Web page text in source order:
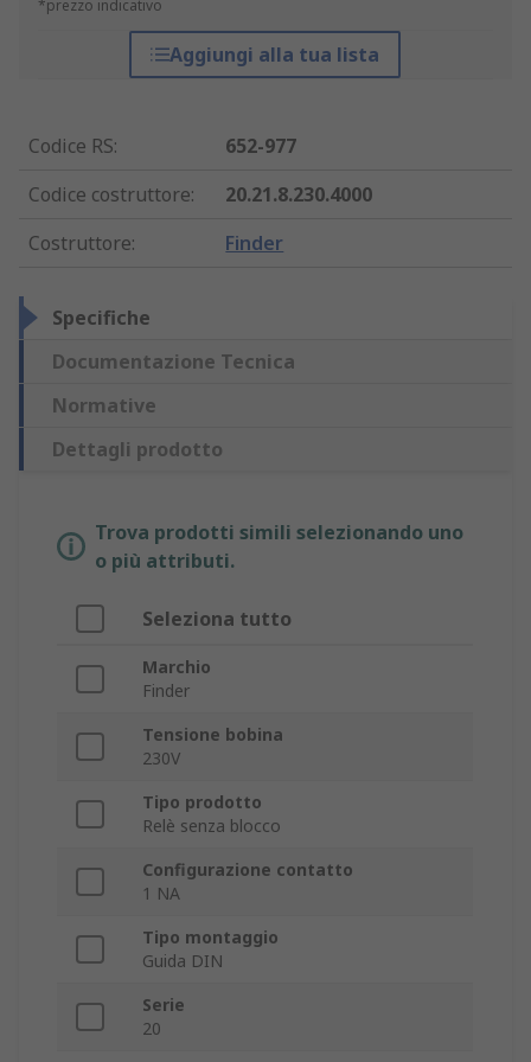
*prezzo indicativo
Aggiungi alla tua lista
Codice RS:
652-977
Codice costruttore:
20.21.8.230.4000
Costruttore: Finder
Specifiche
Documentazione Tecnica
Normative
Dettagli prodotto
Trova prodotti simili selezionando uno
o più attributi.
Seleziona tutto
Marchio
Finder
Tensione bobina
230V
Tipo prodotto
Relè senza blocco
Configurazione contatto
1 NA
Tipo montaggio
Guida DIN
Serie
20